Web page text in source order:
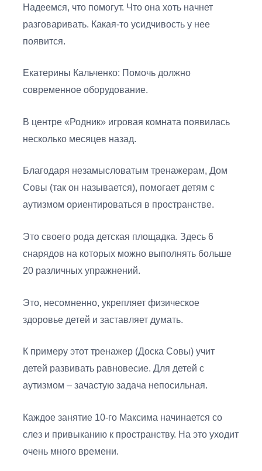
Надеемся, что помогут. Что она хоть начнет
разговаривать. Какая-то усидчивость у нее
появится.
Екатерины Кальченко: Помочь должно
современное оборудование.
В центре «Родник» игровая комната появилась
несколько месяцев назад.
Благодаря незамысловатым тренажерам, Дом
Совы (так он называется), помогает детям с
аутизмом ориентироваться в пространстве.
Это своего рода детская площадка. Здесь 6
снарядов на которых можно выполнять больше
20 различных упражнений.
Это, несомненно, укрепляет физическое
здоровье детей и заставляет думать.
К примеру этот тренажер (Доска Совы) учит
детей развивать равновесие. Для детей с
аутизмом – зачастую задача непосильная.
Каждое занятие 10-го Максима начинается со
слез и привыканию к пространству. На это уходит
очень много времени.